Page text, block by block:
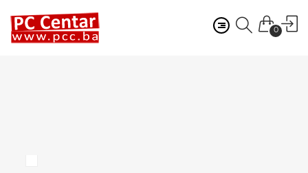
0